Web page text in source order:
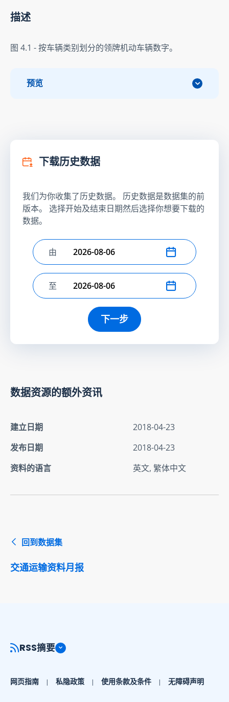
描述
图 4.1 - 按车辆类别划分的领牌机动车辆数字。
预览
下载历史数据
我们为你收集了历史数据。 历史数据是数据集的前
版本。 选择开始及结束日期然后选择你想要下载的
数据。
选择开始日期
由
选择结束日期
至
下一步
数据资源的额外资讯
建立日期
2018-04-23
发布日期
2018-04-23
资料的语言
英文, 繁体中文
回到数据集
交通运输资料月报
RSS摘要
网页指南 私隐政策 使用条款及条件 无障碍声明